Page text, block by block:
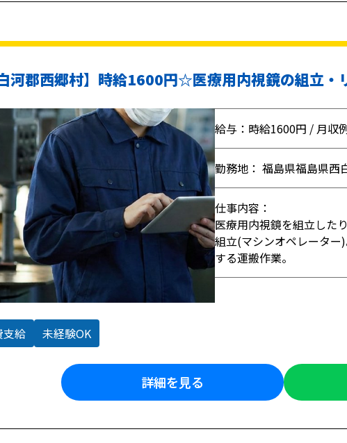
白河郡西郷村】時給1600円☆医療用内視鏡の組立・
支給 未経験OK
給与：時給1600円 / 月収
勤務地： 福島県福島県西
仕事内容：
医療用内視鏡を組立した
組立(マシンオペレータ
する運搬作業。
詳細を見る